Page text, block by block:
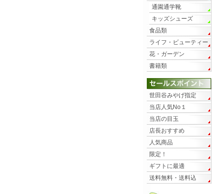
通園通学靴
キッズシューズ
食品類
ライフ・ビューティー
花・ガーデン
書籍類
世田谷みやげ指定
当店人気No１
当店の目玉
店長おすすめ
人気商品
限定！
ギフトに最適
送料無料・送料込